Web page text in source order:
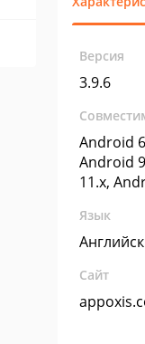
Версия
3.9.6
Android
Android
11.x,
Язык
Сайт